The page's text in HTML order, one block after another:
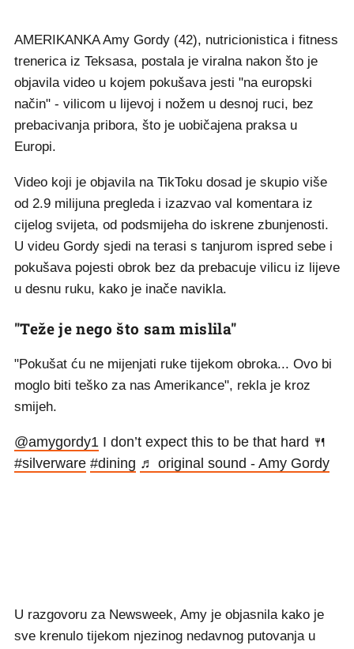
AMERIKANKA Amy Gordy (42), nutricionistica i fitness
trenerica iz Teksasa, postala je viralna nakon što je
objavila video u kojem pokušava jesti "na europski
način" - vilicom u lijevoj i nožem u desnoj ruci, bez
prebacivanja pribora, što je uobičajena praksa u
Europi.
Video koji je objavila na TikToku dosad je skupio više
od 2.9 milijuna pregleda i izazvao val komentara iz
cijelog svijeta, od podsmijeha do iskrene zbunjenosti.
U videu Gordy sjedi na terasi s tanjurom ispred sebe i
pokušava pojesti obrok bez da prebacuje vilicu iz lijeve
u desnu ruku, kako je inače navikla.
"Teže je nego što sam mislila"
"Pokušat ću ne mijenjati ruke tijekom obroka... Ovo bi
moglo biti teško za nas Amerikance", rekla je kroz
smijeh.
@amygordy1 I don’t expect this to be that hard 🍴
#silverware #dining ♬ original sound - Amy Gordy
U razgovoru za Newsweek, Amy je objasnila kako je
sve krenulo tijekom njezinog nedavnog putovanja u